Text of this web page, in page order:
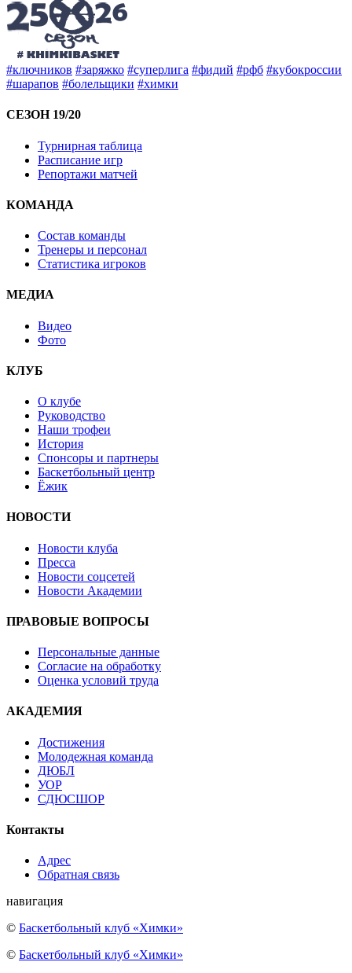
#ключников #заряжко #суперлига #фидий #рфб #кубокроссии
#шарапов #болельщики #химки
СЕЗОН 19/20
Турнирная таблица
Расписание игр
Репортажи матчей
КОМАНДА
Состав команды
Тренеры и персонал
Статистика игроков
МЕДИА
Видео
Фото
КЛУБ
О клубе
Руководство
Наши трофеи
История
Спонсоры и партнеры
Баскетбольный центр
Ёжик
НОВОСТИ
Новости клуба
Пресса
Новости соцсетей
Новости Академии
ПРАВОВЫЕ ВОПРОСЫ
Персональные данные
Согласие на обработку
Оценка условий труда
АКАДЕМИЯ
Достижения
Молодежная команда
ДЮБЛ
УОР
СДЮСШОР
Контакты
Адрес
Обратная связь
навигация
© Баскетбольный клуб «Химки»
© Баскетбольный клуб «Химки»